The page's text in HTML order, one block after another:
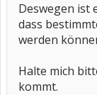
Deswegen ist
dass
werden
Halte mich
kommt.